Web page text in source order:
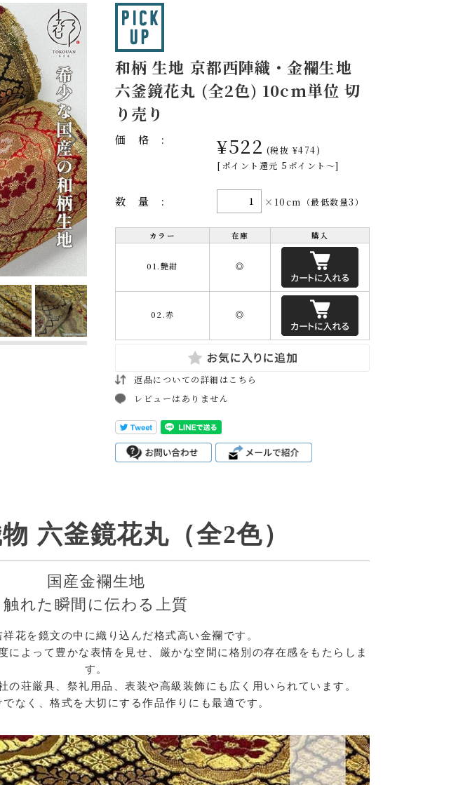
和柄 生地 京都西陣織・金襴生地
六釜鏡花丸 (全2色) 10cm単位 切
り売り
価格: ¥522 (税抜 ¥474)
[ポイント還元 5ポイント～]
数量: ×10cm（最低数量3）
カラー 在庫 購入
01.艶紺 ◎
02.赤 ◎
返品についての詳細はこちら
レビューはありません
六釜鏡花丸（全2色）
国産金襴生地
触れた瞬間に伝わる上質
花を鏡文の中に織り込んだ格式高い金襴です。
によって豊かな表情を見せ、厳かな空間に格別の存在感をもたらしま
す。
の荘厳具、祭礼用品、表装や高級装飾にも広く用いられています。
なく、格式を大切にする作品作りにも最適です。